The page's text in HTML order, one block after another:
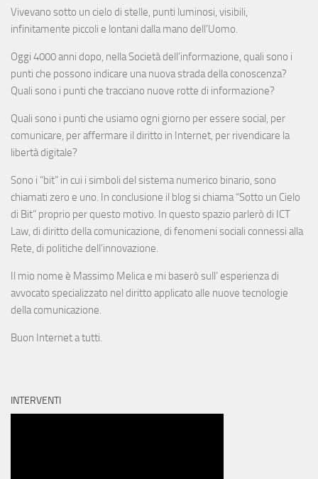
Vivevano sotto un cielo di stelle, punti luminosi, visibili,
infinitamente piccoli e lontani dalla mano dell’Uomo.
Oggi 4000 anni dopo, nella Società dell’informazione, quali sono i
punti che possono indicare una nuova strada della conoscenza?
Quali sono i punti che tracciano nuove rotte di informazione?
Quali sono i punti che usiamo ogni giorno per essere social, per
comunicare, per affermare il diritto in Internet, per rivendicare la
libertà digitale?
Sono i “bit” in cui i simboli del sistema numerico binario, sono
chiamati zero e uno. In conclusione il blog si chiama “Sotto un Cielo
di Bit” proprio per questo motivo. In questo spazio parlerò di ICT
Law, di diritto della comunicazione, di fenomeni sociali connessi alla
Rete, di politiche dell’innovazione.
Il mio nome è Massimo Melica e mi baserò sull’ esperienza di
avvocato specializzato nel diritto applicato alle nuove tecnologie
della comunicazione.
Buon Internet a tutti.
INTERVENTI